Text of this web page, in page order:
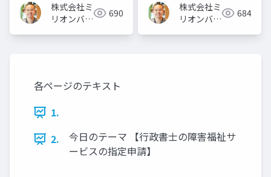
株式会社ミ
リオンバリ
690
株式会社ミ
リオンバリ
684
各ページのテキスト
1.
2.
今日のテーマ 【行政書士の障害福祉サ
ービスの指定申請】